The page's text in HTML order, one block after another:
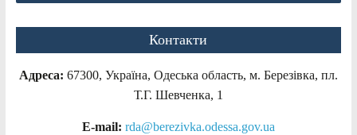
Контакти
Адреса: 67300, Україна, Одеська область, м. Березівка, пл.
Т.Г. Шевченка, 1
E-mail: rda@berezivka.odessa.gov.ua